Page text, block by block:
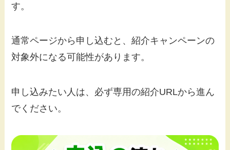
す。
通常ページから申し込むと、紹介キャンペーンの
対象外になる可能性があります。
申し込みたい人は、必ず専用の紹介URLから進ん
でください。